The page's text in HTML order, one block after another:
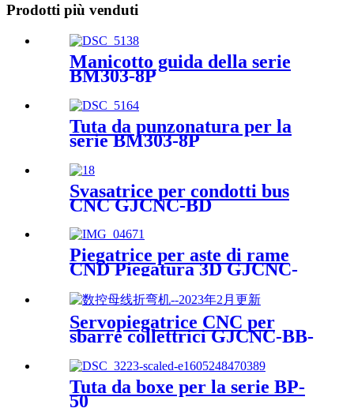
Prodotti più venduti
Manicotto guida della serie
BM303-8P
Tuta da punzonatura per la
serie BM303-8P
Svasatrice per condotti bus
CNC GJCNC-BD
Piegatrice per aste di rame
CND Piegatura 3D GJCNC-
Servopiegatrice CNC per
sbarre collettrici GJCNC-BB-
Tuta da boxe per la serie BP-
50